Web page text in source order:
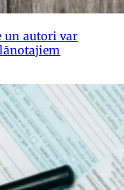
un autori var